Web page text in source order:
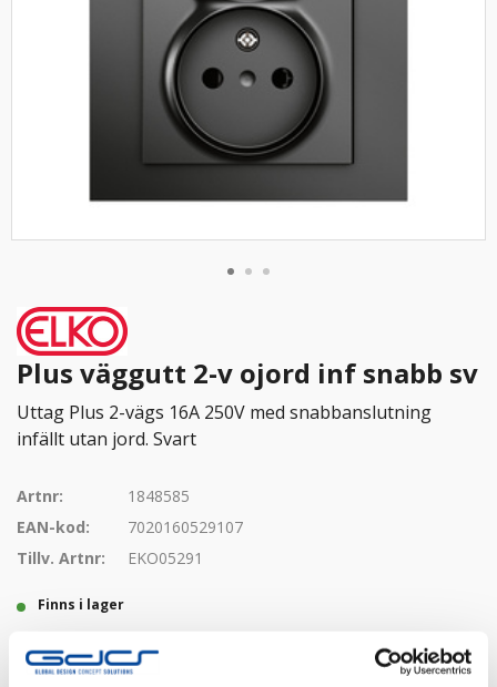
Plus väggutt 2-v ojord inf snabb sv
Uttag Plus 2-vägs 16A 250V med snabbanslutning
infällt utan jord. Svart
Artnr:
1848585
EAN-kod:
7020160529107
Tillv. Artnr:
EKO05291
Finns i lager
Registrera dig